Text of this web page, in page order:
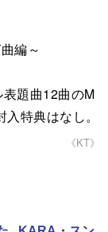
編～
題曲12曲のM
特典はなし。
《KT》